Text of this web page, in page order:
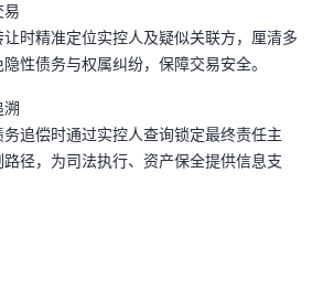
易
时精准定位实控人及疑似关联方，厘清多
性债务与权属纠纷，保障交易安全。
溯
追偿时通过实控人查询锁定最终责任主
径，为司法执行、资产保全提供信息支